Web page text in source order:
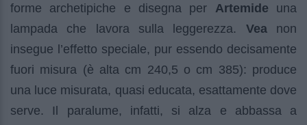
forme archetipiche e disegna per Artemide una
lampada che lavora sulla leggerezza. Veanon
insegue l’effetto speciale, pur essendo decisamente
fuori misura (è alta cm 240,5 o cm 385): produce
una luce misurata, quasi educata, esattamente dove
serve. Il paralume, infatti, si alza e abbassa a